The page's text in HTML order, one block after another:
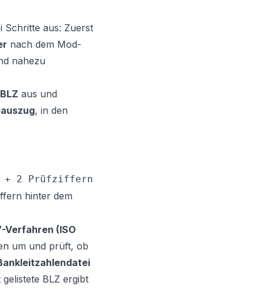
Schritte aus: Zuerst
nach dem Mod-
nahezu
BLZ aus und
, in den
+ 2 Prüfziffern
hinter dem
Verfahren (ISO
um und prüft, ob
BLZ ergibt